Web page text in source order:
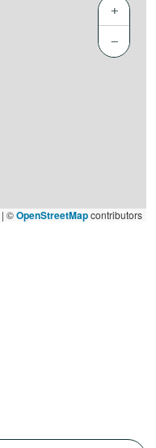
+
−
| ©OpenStreetMapcontributors